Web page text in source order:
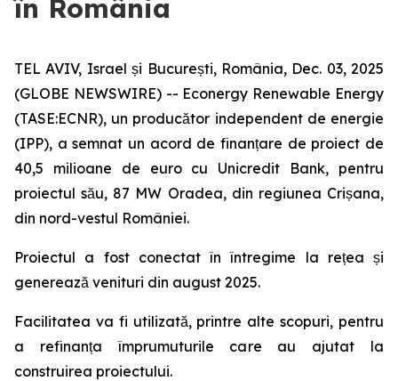
în România
TEL AVIV, Israel și București, România, Dec. 03, 2025
(GLOBE NEWSWIRE) -- Econergy Renewable Energy
(TASE:ECNR), un producător independent de energie
(IPP), a semnat un acord de finanțare de proiect de
40,5 milioane de euro cu Unicredit Bank, pentru
proiectul său, 87 MW Oradea, din regiunea Crișana,
din nord-vestul României.
Proiectul a fost conectat în întregime la rețea și
generează venituri din august 2025.
Facilitatea va fi utilizată, printre alte scopuri, pentru
a refinanța împrumuturile care au ajutat la
construirea proiectului.